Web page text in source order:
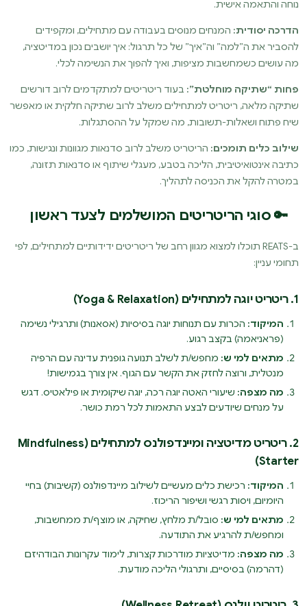
נוחה והתאמה אישית.
הדרכה יסודית: המנחים מנוסים בעבודה עם מתחילים, ומקפידים
להסביר את ה”למה” וה”איך” של כל תרגול: איך יושבים נכון במדיטציה,
מה עושים כשמחשבות מציפות, ואיך להפוך את הנשימה לכלי.
פחות “שתיקה מוחלטת”: בעוד ריטריטים למתקדמים לרוב דורשים
שתיקה מלאה, ריטריט למתחילים משלב לרוב שתיקה חלקית או מאפשר
שיח פתוח ושאלות-תשובות, מה שמקל על ההסתגלות.
שילוב כלים תומכים: הריטריט משלב לרוב סדנאות מגוונות ונגישות, כמו
כתיבה אינטואיטיבית, הליכה בטבע, מעגלי שיתוף או סדנאות תזונה,
במטרה להקל את הכניסה לתהליך.
🔑 סוגי הריטריטים המושלמים לצעד ראשון
ב-REATS תוכלו למצוא מגוון רחב של ריטריטים ידידותיים למתחילים, לפי
תחומי עניין:
1. ריטריט יוגה למתחילים (Yoga & Relaxation)
המיקוד: הכרות עם תנוחות יוגה בסיסיות (אסאנות) ותרגילי נשימה
(פראניאמה) בקצב רגוע.
מתאים למי ש: מחפש/ת לשלב תנועה גופנית עדינה עם הרפיה
מנטלית, ורוצה לחזק את הקשר עם הגוף. אין צורך בגמישות!
מה מצפה: שיעורי האטה יוגה רכה, יוגה שיקומית או פילאטיס. דגש
על מנחים שיודעים לבצע התאמות לכל רמת כושר.
2. ריטריט מדיטציה ומיינדפולנס למתחילים (Mindfulness
Starter)
המיקוד: רכישת כלים מעשיים לשילוב מיינדפולנס (קשיבות) בחיי
היומיום, ויסות רגשי ושיפור הריכוז.
מתאים למי ש: סובל/ת מלחץ, שחיקה, או מוצף/ת ממחשבות,
ומחפש/ת להרגיע את התודעה.
מה מצפה: מדיטציות מודרכות קצרות, לימוד עקרונות הבודהיזם
(דהרמה) בסיסיים, ותרגולי הליכה מודעת.